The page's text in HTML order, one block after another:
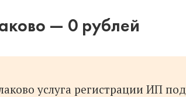
— 0 рублей
услуга регистрации ИП под